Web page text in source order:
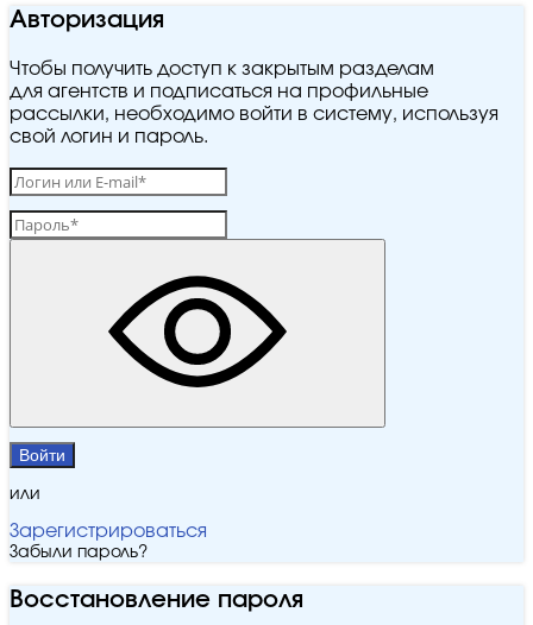
Авторизация
Чтобы получить доступ к закрытым разделам
для агентств и подписаться на профильные
рассылки, необходимо войти в систему, используя
свой логин и пароль.
Войти
или
Зарегистрироваться
Забыли пароль?
Восстановление пароля